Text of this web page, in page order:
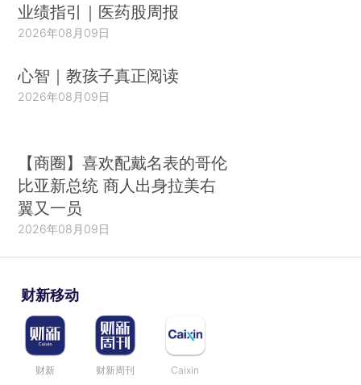
业绩指引｜医药股周报
2026年08月09日
心智｜教孩子真正阅读
2026年08月09日
【商圈】喜欢配戴名表的哥伦
比亚新总统 商人出身拉美右
翼又一员
2026年08月09日
财新移动
财新 财新周刊 Caixin